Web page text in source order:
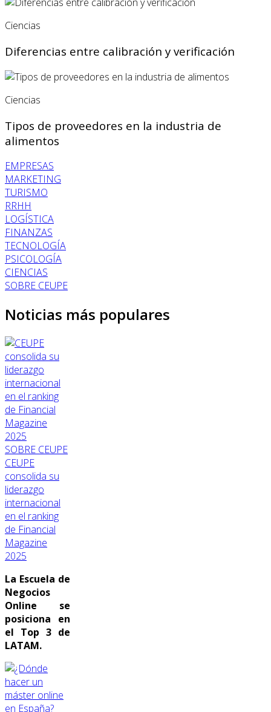
Ciencias
Diferencias entre calibración y verificación
Ciencias
Tipos de proveedores en la industria de
alimentos
EMPRESAS
MARKETING
TURISMO
RRHH
LOGÍSTICA
FINANZAS
TECNOLOGÍA
PSICOLOGÍA
CIENCIAS
SOBRE CEUPE
Noticias más populares
SOBRE CEUPE
CEUPE
consolida su
liderazgo
internacional
en el ranking
de Financial
Magazine
2025
La Escuela de
Negocios
Online se
posiciona en
el Top 3 de
LATAM.